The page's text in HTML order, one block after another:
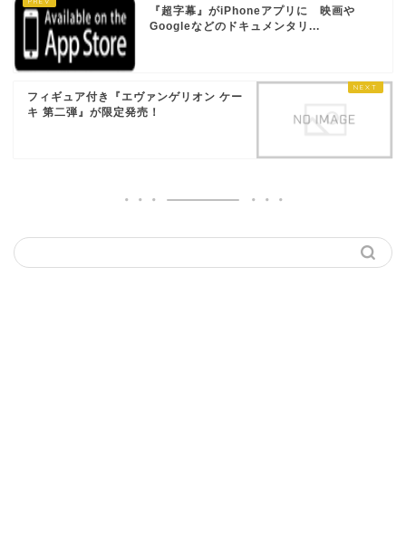
『超字幕』がiPhoneアプリに 映画や
Googleなどのドキュメンタリ...
フィギュア付き『エヴァンゲリオン ケー
キ 第二弾』が限定発売！